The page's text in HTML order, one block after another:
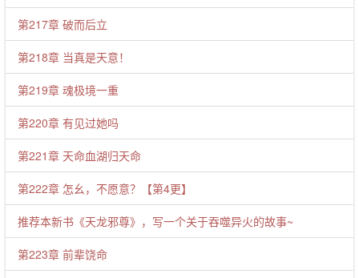
第217章 破而后立
第218章 当真是天意！
第219章 魂极境一重
第220章 有见过她吗
第221章 天命血湖归天命
第222章 怎幺，不愿意？【第4更】
推荐本新书《天龙邪尊》，写一个关于吞噬异火的故事~
第223章 前辈饶命